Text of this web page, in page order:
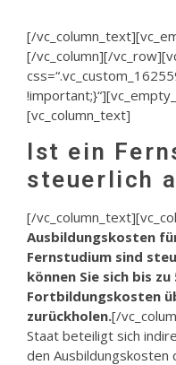
[/
[/vc_column][/
[vc_column_text]
Ist ein
steuerlich
[/
Ausbildungskosten
Fernstudium sind
können Sie sich bis
Fortbildungskosten
zurückholen.[/
Staat beteiligt sich
den Ausbildungskosten